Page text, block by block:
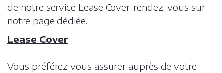
de notre service Lease Cover, rendez-vous sur
notre page dédiée.
Lease Cover
Vous préférez vous assurer auprès de votre